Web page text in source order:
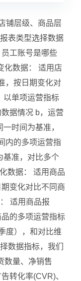
铺层级、商品层
表类型选择数据
工账号是哪些
化数据： 适用店
，按日期变化对
以单项运营指标
据情况 b，运营
时间为基准，
内的多项运营指
基准，对比多个
数据： 适用商品
变化对比不同商
适用商品报
的多项运营指标
度），和对比维
数据指标，我们
数量、净销售
转化率(CVR)、